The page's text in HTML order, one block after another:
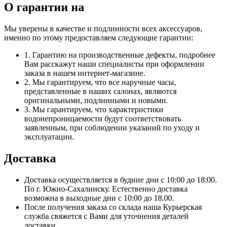
О гарантии на
Мы уверены в качестве и подлинности всех аксессуаров,
именно по этому предоставляем следующие гарантии:
1. Гарантию на производственные дефекты, подробнее
Вам расскажут наши специалисты при оформлении
заказа в нашем интернет-магазине.
2. Мы гарантируем, что все наручные часы,
представленные в наших салонах, являются
оригинальными, подлинными и новыми.
3. Мы гарантируем, что характеристики
водонепроницаемости будут соответствовать
заявленным, при соблюдении указаний по уходу и
эксплуатации.
Доставка
Доставка осуществляется в будние дни с 10:00 до 18:00.
По г. Южно-Сахалинску. Естественно доставка
возможна в выходные дни с 10:00 до 18.00.
После получения заказа со склада наша Курьерская
служба свяжется с Вами для уточнения деталей